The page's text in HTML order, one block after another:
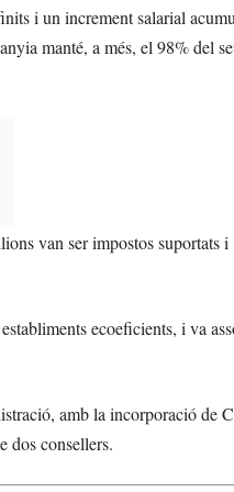
i un increment salarial
manté, a més, el 98% del
van ser impostos suportats
ecoeficients, i va
amb la incorporació de
dos consellers.